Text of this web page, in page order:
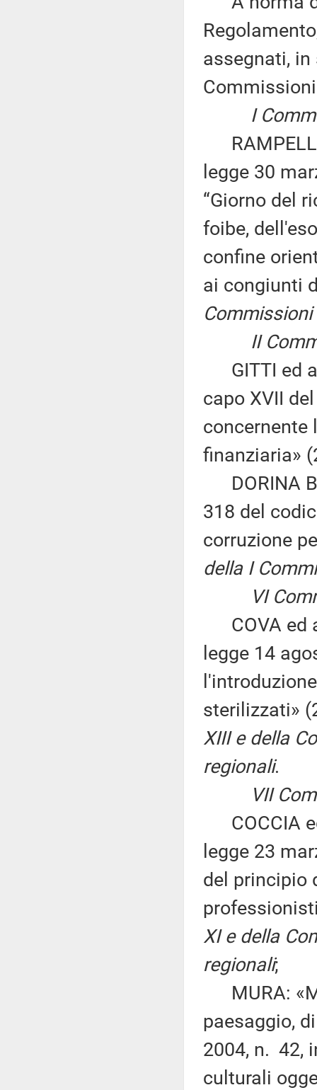
assegnati,
I
RAMPELLI
legge 30
“Giorno del
foibe,
confine
ai congiunti
Commissioni
II
GITTI ed
capo XVII
concernente
finanziaria»
DORINA
318 del
corruzione
della I
VI
COVA ed
legge 14
sterilizzati»
XIII e della
regionali.
VII
COCCIA
legge 23
del principio
XI e della
regionali;
MURA:
paesaggio,
2004, n. 42,
culturali